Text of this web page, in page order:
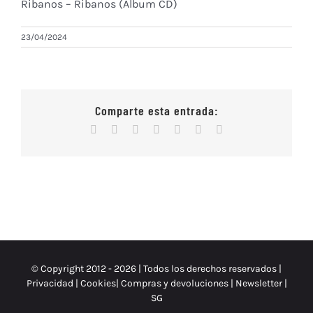
Ribanos – Ribanos (Álbum CD)
23/04/2024
Comparte esta entrada:
Facebook Reddit WhatsApp
Tumblr
© Copyright 2012 -2026 | Todos los derechos reservados |
Privacidad | Cookies| Compras y devoluciones| Newsletter |
SG